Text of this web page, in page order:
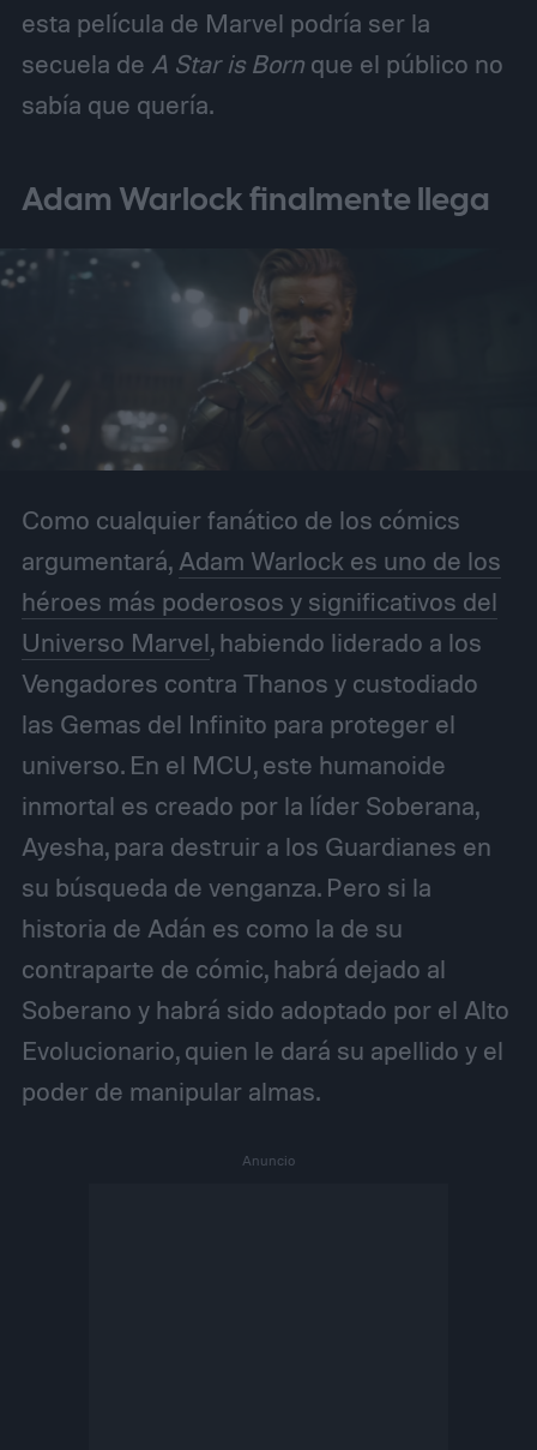
esta película de Marvel podría ser la
secuela de A Star is Bornque el público no
sabía que quería.
Adam Warlock finalmente llega
Como cualquier fanático de los cómics
argumentará, Adam Warlock es uno de los
héroes más poderosos y significativos del
Universo Marvel, habiendo liderado a los
Vengadores contra Thanos y custodiado
las Gemas del Infinito para proteger el
universo. En el MCU, este humanoide
inmortal es creado por la líder Soberana,
Ayesha, para destruir a los Guardianes en
su búsqueda de venganza. Pero si la
historia de Adán es como la de su
contraparte de cómic, habrá dejado al
Soberano y habrá sido adoptado por el Alto
Evolucionario, quien le dará su apellido y el
poder de manipular almas.